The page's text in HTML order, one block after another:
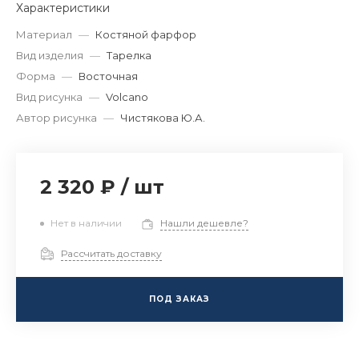
Характеристики
Материал — Костяной фарфор
Вид изделия — Тарелка
Форма — Восточная
Вид рисунка — Volcano
Автор рисунка — Чистякова Ю.А.
2 320 ₽ / шт
Нет в наличии Нашли дешевле?
Рассчитать доставку
ПОД ЗАКАЗ